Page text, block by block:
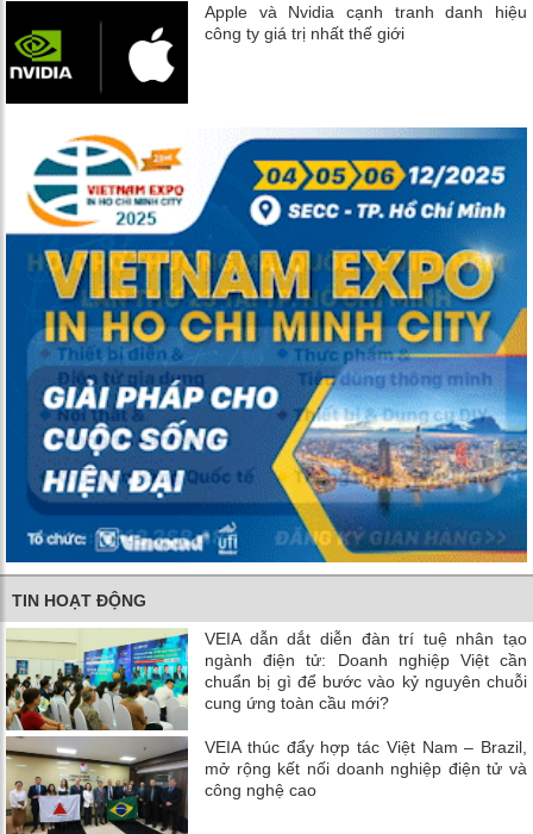
Apple và Nvidia cạnh tranh danh hiệu
công ty giá trị nhất thế giới
TIN HOẠT ĐỘNG
VEIA dẫn dắt diễn đàn trí tuệ nhân tạo
ngành điện tử: Doanh nghiệp Việt cần
chuẩn bị gì để bước vào kỷ nguyên chuỗi
cung ứng toàn cầu mới?
VEIA thúc đẩy hợp tác Việt Nam – Brazil,
mở rộng kết nối doanh nghiệp điện tử và
công nghệ cao